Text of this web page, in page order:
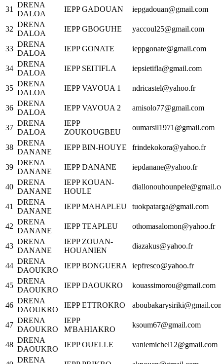
31
DRENA
DALOA
IEPP GADOUAN iepgadouan@gmail.com
32
DRENA
DALOA
IEPP GBOGUHE yaccoul25@gmail.com
33
DRENA
DALOA
IEPP GONATE ieppgonate@gmail.com
34
DRENA
DALOA
IEPP SEITIFLA iepsietifla@gmail.com
35
DRENA
DALOA
IEPP VAVOUA 1 ndricastel@yahoo.fr
36
DRENA
DALOA
IEPP VAVOUA 2 amisolo77@gmail.com
37
DRENA
DALOA
IEPP
ZOUKOUGBEU
oumarsil1971@gmail.com
38
DRENA
DANANE
IEPP BIN-HOUYE frindekokora@yahoo.fr
39
DRENA
DANANE
IEPP DANANE iepdanane@yahoo.fr
40
DRENA
DANANE
IEPP KOUAN-
HOULE
41
DRENA
DANANE
IEPP MAHAPLEU tuokpatarga@gmail.com
42
DRENA
DANANE
IEPP TEAPLEU othomasalomon@yahoo.fr
43
DRENA
DANANE
IEPP ZOUAN-
HOUANIEN
diazakus@yahoo.fr
44
DRENA
DAOUKRO
IEPP BONGUERA iepfresco@yahoo.fr
45
DRENA
DAOUKRO
IEPP DAOUKRO kouassimorou@gmail.com
46
DRENA
DAOUKRO
IEPP ETTROKRO
47
DRENA
DAOUKRO
IEPP
M'BAHIAKRO
ksoum67@gmail.com
48
DRENA
DAOUKRO
IEPP OUELLE vaniemichel12@gmail.com
DRENA